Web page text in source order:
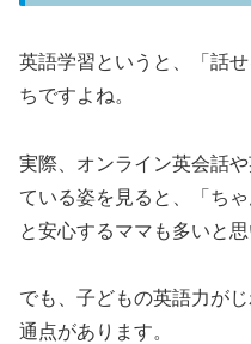
英語学習というと、「話
ちですよね。
実際、オンライン英会話
ている姿を見ると、「ち
と安心するママも多いと思
でも、子どもの英語力が
通点があります。